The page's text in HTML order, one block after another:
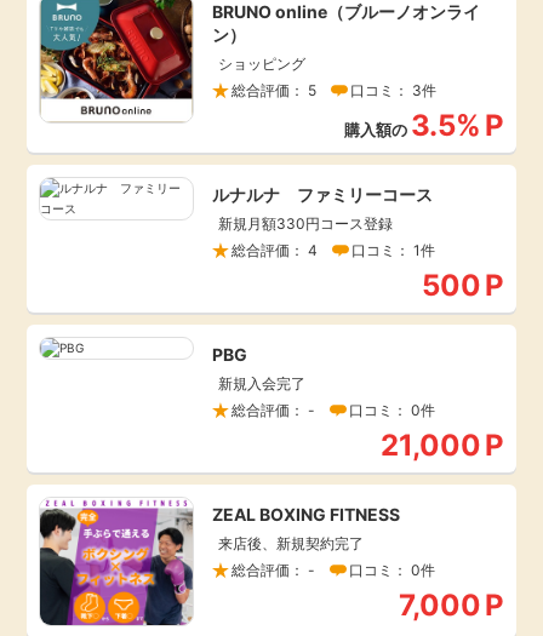
特集一覧
GMOポイ活の使い方
ヘルプセンター
BRUNO online（ブルーノオンライ
ン）
ショッピング
総合評価： 5
口コミ： 3件
購入額の 3.5% P
ルナルナ ファミリーコース
新規月額330円コース登録
総合評価： 4
口コミ： 1件
500P
PBG
新規入会完了
総合評価： -
口コミ： 0件
21,000P
ZEAL BOXING FITNESS
来店後、新規契約完了
総合評価： -
口コミ： 0件
7,000P